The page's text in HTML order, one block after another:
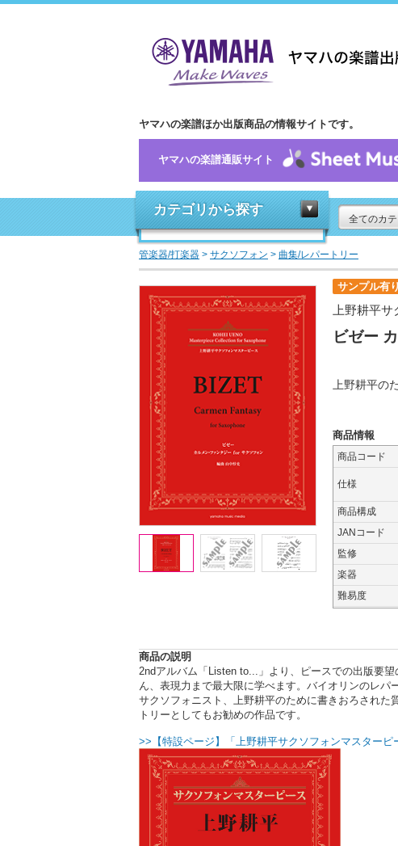
ヤマハの楽譜ほか出版商品の情報サイトです。
ヤマハの楽譜通販サイト
カテゴリから探す
全てのカ
管楽器/打楽器 > サクソフォン > 曲集/レパートリー
サンプル有り
上野耕平
ビゼー
上野耕平の
商品情報
商品コード
仕様
商品構成
JANコード
監修
楽器
難易度
商品の説明
2ndアルバム「Listen to...」より、ピースでの出版要
ん、表現力まで最大限に学べます。バイオリンのレパ
サクソフォニスト、上野耕平のために書きおろされ
トリーとしてもお勧めの作品です。
>>【特設ページ】「上野耕平サクソフォンマスターピ